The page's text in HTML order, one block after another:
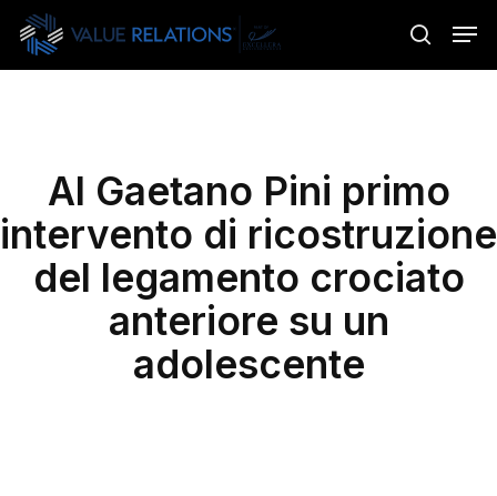
Skip
main
search
Al Gaetano Pini primo
intervento di ricostruzione
del legamento crociato
anteriore su un
adolescente